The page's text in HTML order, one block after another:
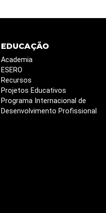
EDUCAÇÃO
Academia
ESERO
Recursos
Projetos Educativos
Programa Internacional de
Desenvolvimento Profissional